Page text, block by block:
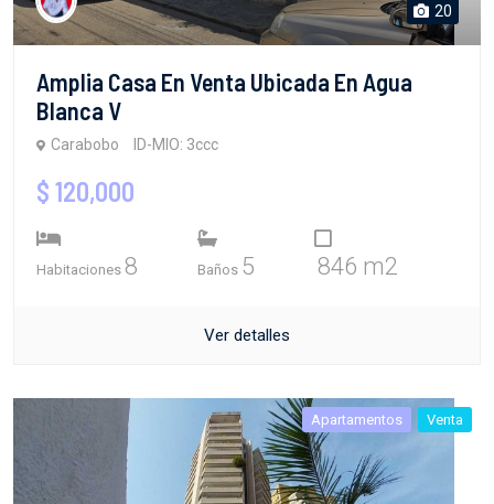
20
Amplia Casa En Venta Ubicada En Agua
Blanca V
Carabobo ID-MIO: 3ccc
$ 120,000
Habitaciones 8 Baños 5 846 m2
Ver detalles
Apartamentos Venta